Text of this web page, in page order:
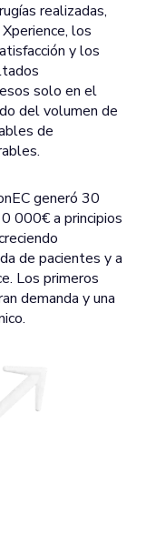
realizadas,
los
y los
solo en el
del volumen de
de
generó 30
000€ a principios
de pacientes y a
Los primeros
demanda y una